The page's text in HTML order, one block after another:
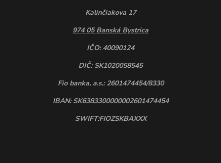
Kalinčiakova 17
974 05 Banská Bystrica
IČO: 40090124
DIČ: SK1020058545
Fio banka, a.s.: 2601474454/8330
IBAN: SK6383300000002601474454
SWIFT:FIOZSKBAXXX